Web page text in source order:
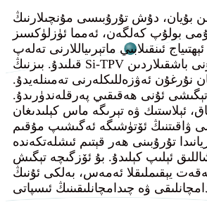
بۇيان، دۇش تۇرۇبىسى مۇنچىلارنىڭ
بولۇپ كەلگەن، ئەمما ئۈزلۈكسىز
ئىنقىلابىي ماتېرىياللارنى تەلەپ
قىلىدۇ. بىزنىڭ Si-TPV ئۇنى باشقىلاردىن
نۇرغۇن ئەۋزەللىكلەرنى تەمىنلەيدۇ.
تېگىشى ئۇنى ھەقىقىي پەرقلەندۈرىدۇ.
ئېلاستىك ۋە تېرىگە ماس كېلىدىغان
ۋاقىتنىڭ ئۆتۈشىگە ئەگىشىپ مۇقىم
تۇرۇبىنى ھەر قېتىم ئىشلەتكەندە
ئېلىپ كېلىدۇ. بۇ ئۆزگىچە تېگىش
يېقىملىقلا ئەمەس، بەلكى ئۇنىڭ